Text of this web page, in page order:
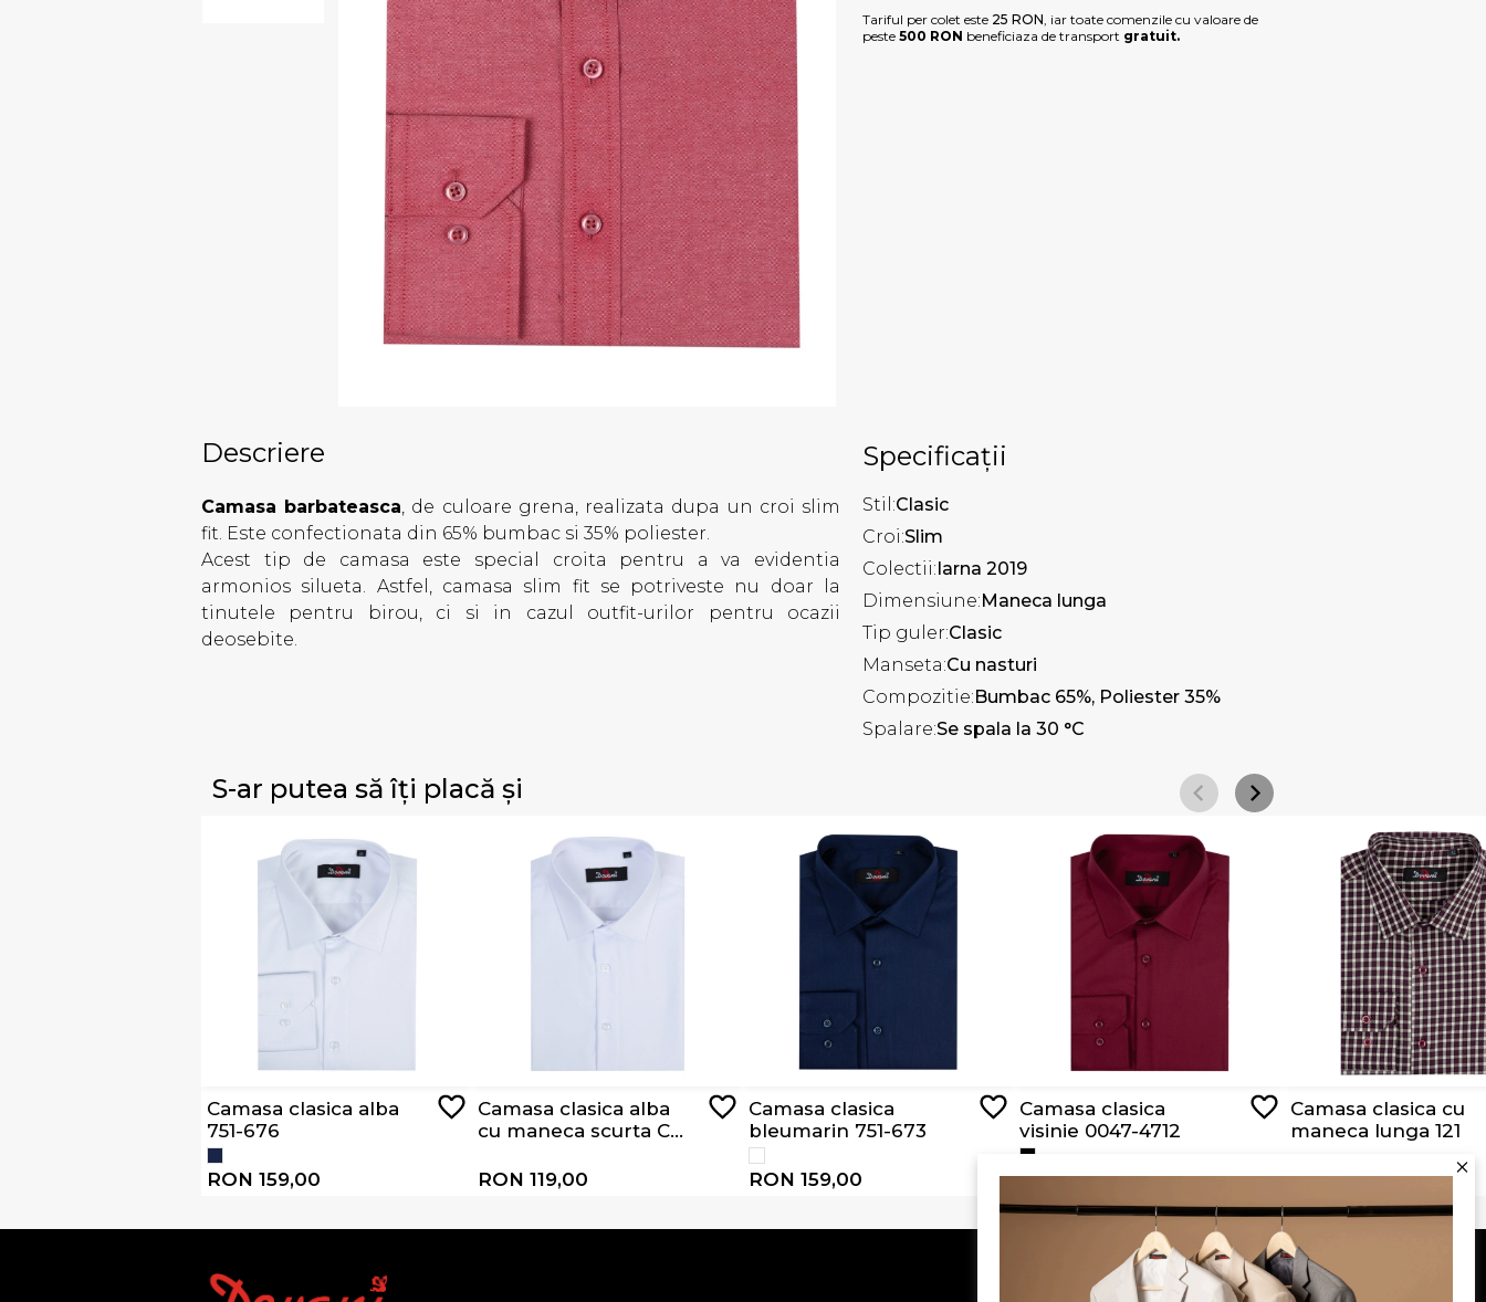
Tariful per colet este 25 RON , iar toate comenzile cu valoare de
peste 500 RON beneficiaza de transport gratuit.
Descriere
Camasa barbateasca, de culoare grena, realizata dupa un croi slim
fit. Este confectionata din 65% bumbac si 35% poliester.
Acest tip de camasa este special croita pentru a va evidentia
armonios silueta. Astfel, camasa slim fit se potriveste nu doar la
tinutele pentru birou, ci si in cazul outfit-urilor pentru ocazii
deosebite.
Specificații
Stil:Clasic
Croi:Slim
Colectii:Iarna 2019
Dimensiune:Maneca lunga
Tip guler:Clasic
Manseta:Cu nasturi
Compozitie:Bumbac 65%, Poliester 35%
Spalare:Se spala la 30 °C
S-ar putea să îți placă și
Camasa clasica alba
751-676
RON 159,00
Camasa clasica alba
cu maneca scurta CS
RON 119,00
Camasa clasica
bleumarin 751-673
RON 159,00
Camasa clasica
visinie 0047-4712
RON 129,00
Camasa clasica cu
maneca lunga 121
RON 119,00